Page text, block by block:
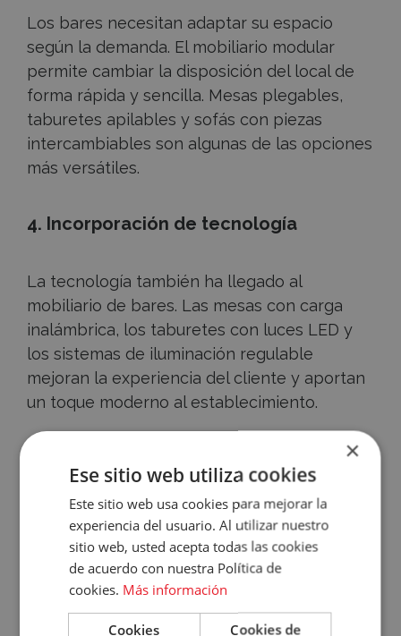
Accece
Tu
Cuenta
Email
Los bares necesitan adaptar su espacio
según la demanda. El mobiliario modular
permite cambiar la disposición del local de
forma rápida y sencilla. Mesas plegables,
taburetes apilables y sofás con piezas
intercambiables son algunas de las opciones
más versátiles.
4. Incorporación de tecnología
La tecnología también ha llegado al
mobiliario de bares. Las mesas con carga
inalámbrica, los taburetes con luces LED y
los sistemas de iluminación regulable
mejoran la experiencia del cliente y aportan
un toque moderno al establecimiento.
vintage
El estilo industrial, con muebles de metal y
madera en tonos oscuros, sigue siendo
tendencia. Por otro lado, la estética vintage
con sofás de cuero, mesas retro y detalles
×
Ese sitio web utiliza cookies
Este sitio web usa cookies para mejorar la
experiencia del usuario. Al utilizar nuestro
sitio web, usted acepta todas las cookies
de acuerdo con nuestra Política de
cookies. Más información
Cookies
Cookies de